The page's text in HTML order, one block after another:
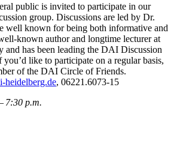
public is invited to participate in our
group. Discussions are led by Dr.
well known for being both informative and
known author and longtime lecturer at
and has been leading the DAI Discussion
like to participate on a regular basis,
of the DAI Circle of Friends.
heidelberg.de, 06221.6073-15
7:30 p.m.